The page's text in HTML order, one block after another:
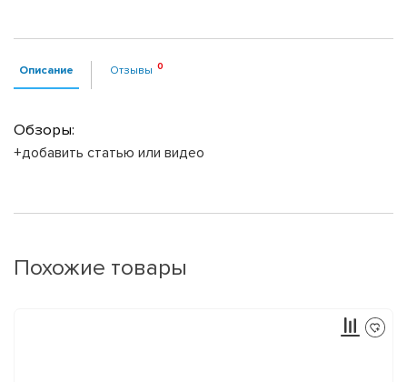
Описание Отзывы
Обзоры:
+добавить статью или видео
Похожие товары